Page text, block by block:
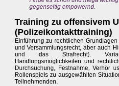
gegenseitig empowernd.
Training zu offensivem
(Polizeikontakttraining)
Einführung zu rechtlichen
und Versammlungsrecht, aber auch
und das Strafrecht).
Handlungsmöglichkeiten und
Durchsuchung, Festnahme, Verhör
Rollenspiels zu ausgewählten
Teilnehmenden.